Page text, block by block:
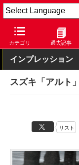
カテゴリ 過去記事
Car Watch 自動車
インプレッション
スズキ「アルト」
リスト